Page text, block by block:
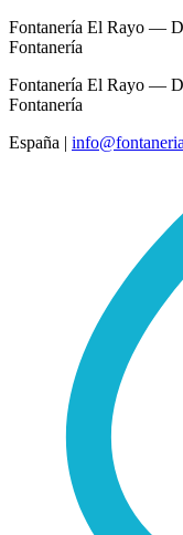
Fontanería El Rayo —
Fontanería
Fontanería El Rayo —
Fontanería
España |